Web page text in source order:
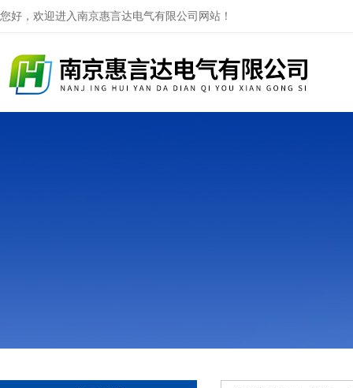
您好，欢迎进入南京惠言达电气有限公司网站！